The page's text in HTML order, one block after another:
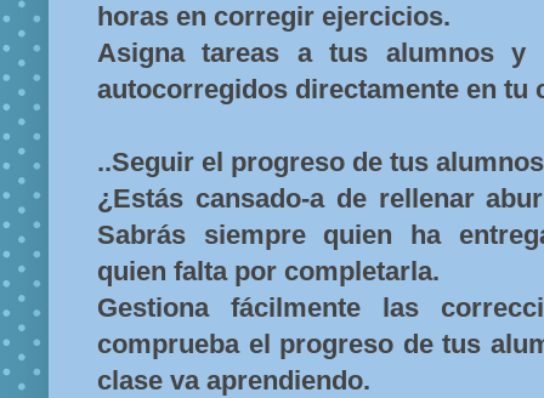
horas en corregir ejercicios.
Asigna tareas a tus alumnos y
autocorregidos directamente en tu
..Seguir el progreso de tus
¿Estás cansado-a de rellenar
Sabrás siempre quien ha
quien falta por completarla.
Gestiona fácilmente las
comprueba el progreso de tus
clase va aprendiendo.